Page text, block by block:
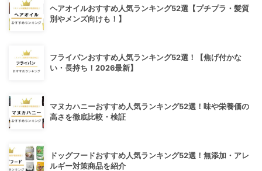
ヘアオイルおすすめ人気ランキング52選【プチプラ・髪質
別やメンズ向けも！】
フライパンおすすめ人気ランキング52選！【焦げ付かな
い・長持ち！2026最新】
マヌカハニーおすすめ人気ランキング52選！味や栄養価の
高さを徹底比較・検証
ドッグフードおすすめ人気ランキング52選！無添加・アレ
ルギー対策商品を紹介